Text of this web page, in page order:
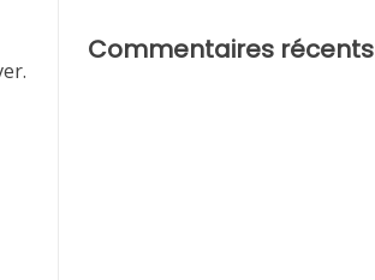
Commentaires récents